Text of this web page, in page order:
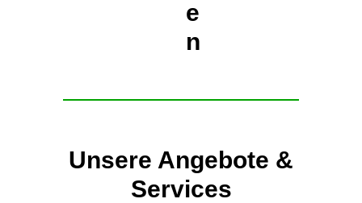
e
n
Unsere Angebote &
Services